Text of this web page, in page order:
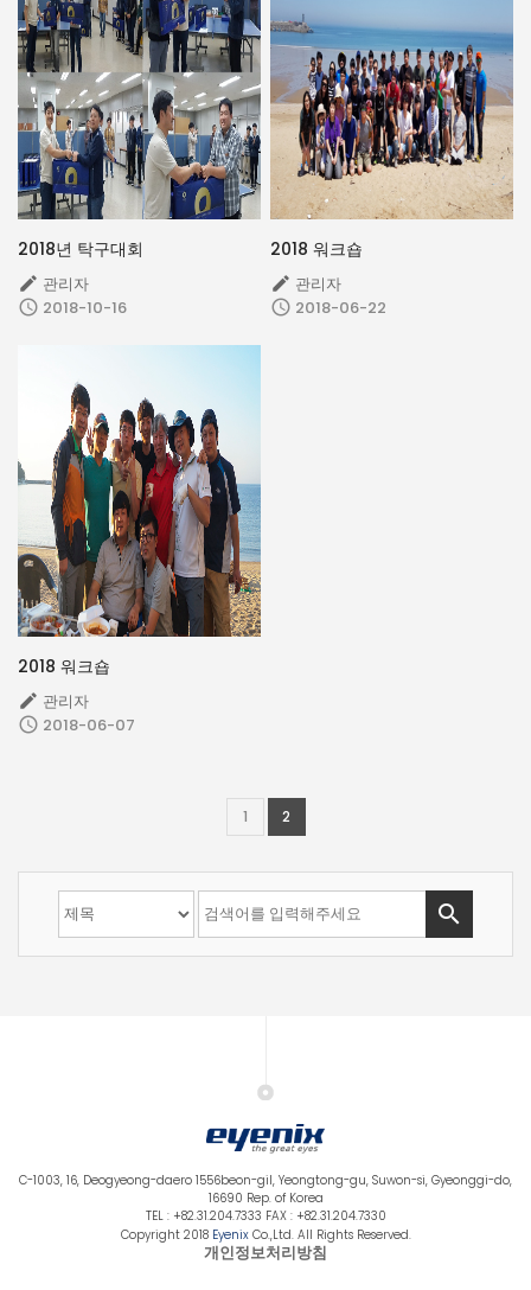
2018년 탁구대회
 관리자
 2018-10-16
2018 워크숍
 관리자
 2018-06-22
2018 워크숍
 관리자
 2018-06-07
1 2

C-1003, 16, Deogyeong-daero 1556beon-gil, Yeongtong-gu, Suwon-si, Gyeonggi-do,
16690 Rep. of Korea
TEL : +82.31.204.7333 FAX : +82.31.204.7330
Copyright 2018 EyenixCo.,Ltd. All Rights Reserved.
개인정보처리방침